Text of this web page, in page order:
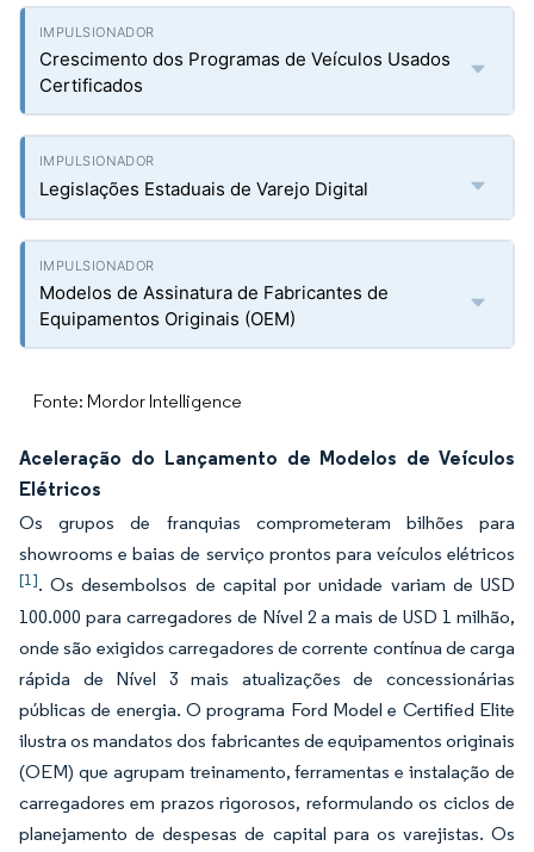
Crescimento dos Programas de Veículos Usados
Certificados
Legislações Estaduais de Varejo Digital
Modelos de Assinatura de Fabricantes de
Equipamentos Originais (OEM)
Fonte: Mordor Intelligence
Aceleração do Lançamento de Modelos de Veículos
Elétricos
Os grupos de franquias comprometeram bilhões para
showrooms e baias de serviço prontos para veículos elétricos
[1]. Os desembolsos de capital por unidade variam de USD
100.000 para carregadores de Nível 2 a mais de USD 1 milhão,
onde são exigidos carregadores de corrente contínua de carga
rápida de Nível 3 mais atualizações de concessionárias
públicas de energia. O programa Ford Model e Certified Elite
ilustra os mandatos dos fabricantes de equipamentos originais
(OEM) que agrupam treinamento, ferramentas e instalação de
carregadores em prazos rigorosos, reformulando os ciclos de
planejamento de despesas de capital para os varejistas. Os